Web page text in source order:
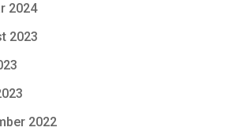
2024
2023
2022